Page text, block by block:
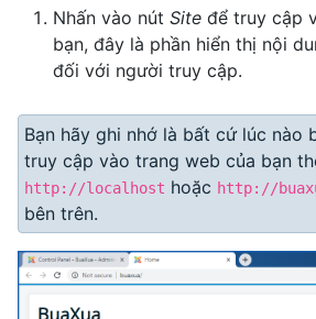
Nhấn vào nút Site để truy cập
bạn, đây là phần hiển thị nội
đối với người truy cập.
Bạn hãy ghi nhớ là bất cứ lúc nào
truy cập vào trang web của bạn
http://localhost hoặc http://
bên trên.